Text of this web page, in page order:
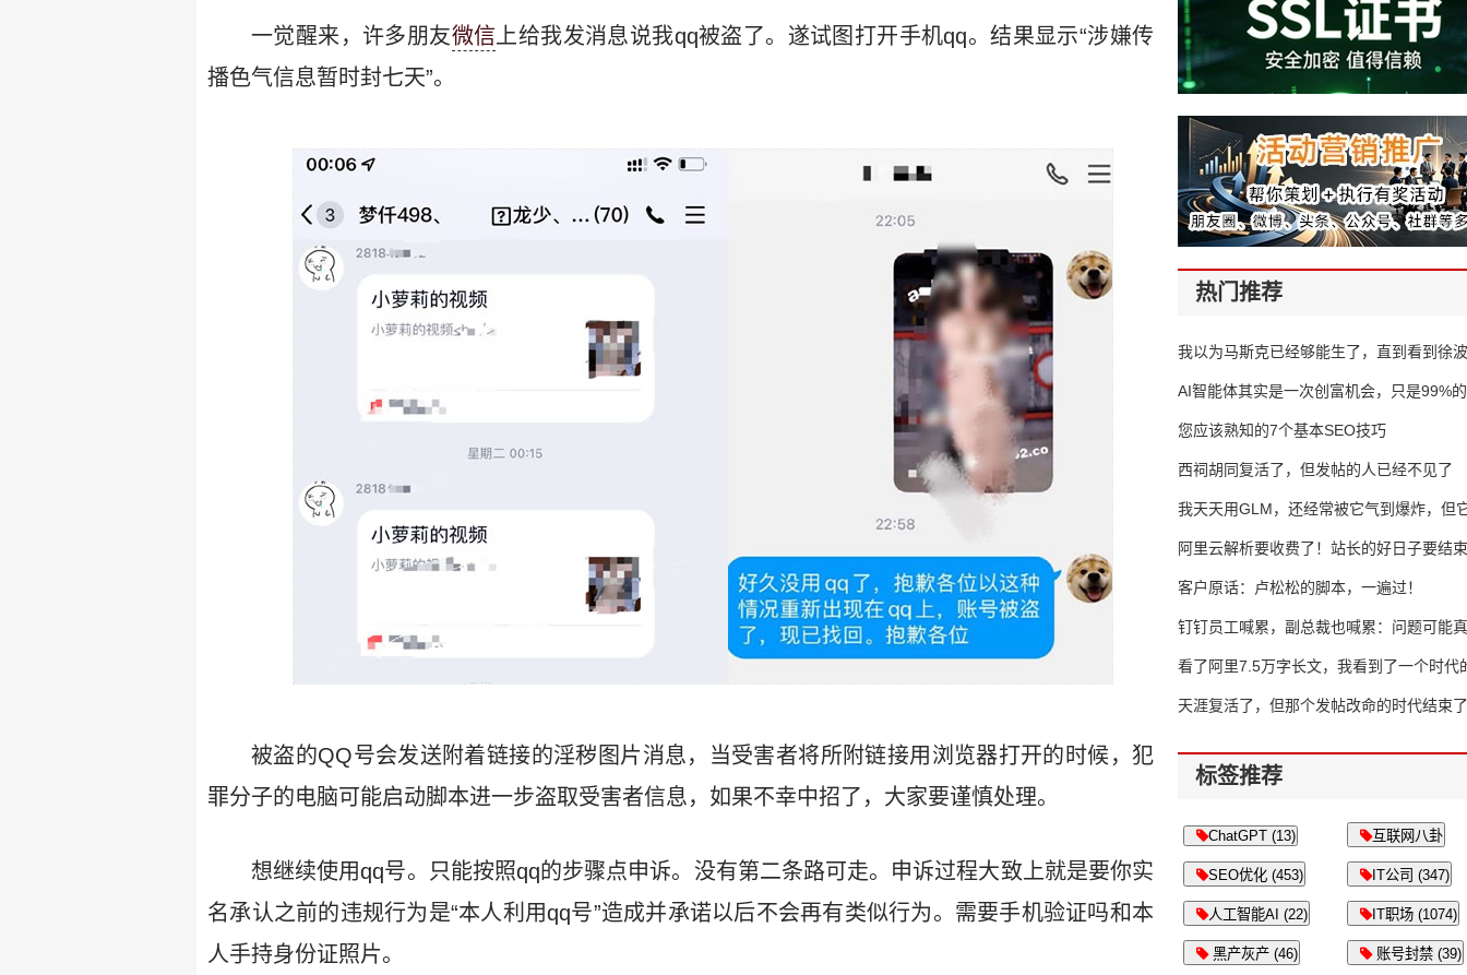
一觉醒来，许多朋友微信 上给我发消息说我qq被盗了。遂试图打开手机qq。结果显示“涉嫌传
播色气信息暂时封七天”。
被盗的QQ号会发送附着链接的淫秽图片消息，当受害者将所附链接用浏览器打开的时候，犯
罪分子的电脑可能启动脚本进一步盗取受害者信息，如果不幸中招了，大家要谨慎处理。
想继续使用qq号。只能按照qq的步骤点申诉。没有第二条路可走。申诉过程大致上就是要你实
名承认之前的违规行为是“本人利用qq号”造成并承诺以后不会再有类似行为。需要手机验证吗和本
人手持身份证照片。
热门推荐
我以为马斯克已经够能生了，直到看到
AI智能体其实是一次创富机会，只是99%
错过了
您应该熟知的7个基本SEO技巧
西祠胡同复活了，但发帖的人已经不见了
我天天用GLM，还经常被它气到爆炸，但
16万亿
阿里云解析要收费了！站长的好日子要结
客户原话：卢松松的脚本，一遍过！
钉钉员工喊累，副总裁也喊累：问题可能
了
看了阿里7.5万字长文，我看到了一个时代
天涯复活了，但那个发帖改命的时代结束了
标签推荐
ChatGPT (13) 互联网八卦
SEO优化 (453) IT公司 (347)
人工智能AI (22) IT职场 (1074)
黑产灰产 (46) 账号封禁 (39)